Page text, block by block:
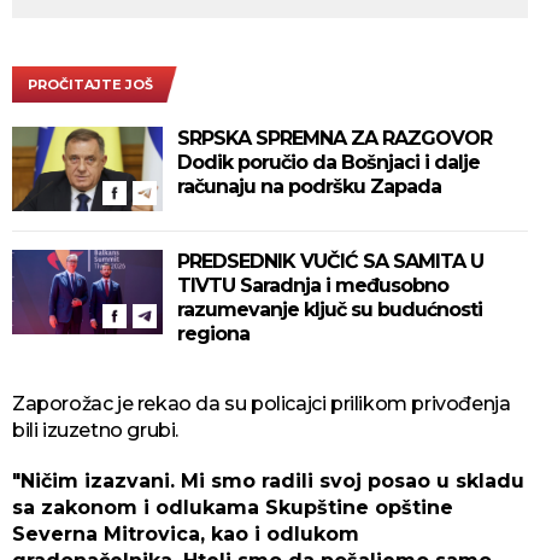
PROČITAJTE JOŠ
SRPSKA SPREMNA ZA RAZGOVOR
Dodik poručio da Bošnjaci i dalje
računaju na podršku Zapada
PREDSEDNIK VUČIĆ SA SAMITA U
TIVTU Saradnja i međusobno
razumevanje ključ su budućnosti
regiona
Zaporožac je rekao da su policajci prilikom privođenja
bili izuzetno grubi.
"Ničim izazvani. Mi smo radili svoj posao u skladu
sa zakonom i odlukama Skupštine opštine
Severna Mitrovica, kao i odlukom